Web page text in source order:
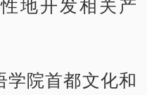
地开发相关产
院首都文化和